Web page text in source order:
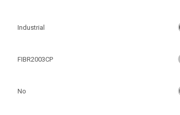
Industrial
FIBR2003CP
No